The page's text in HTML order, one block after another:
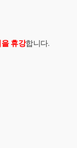
휴강합니다.